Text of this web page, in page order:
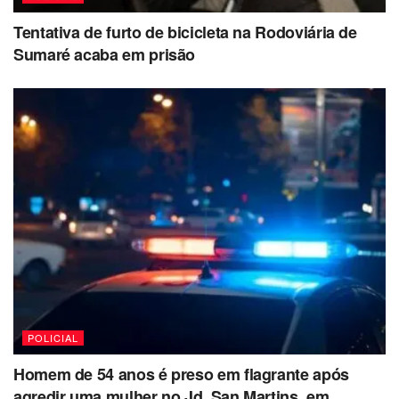
tráfico de entorpecentes.
Tentativa de furto de bicicleta na Rodoviária de
Sumaré acaba em prisão
POLICIAL
Homem de 54 anos é preso em flagrante após